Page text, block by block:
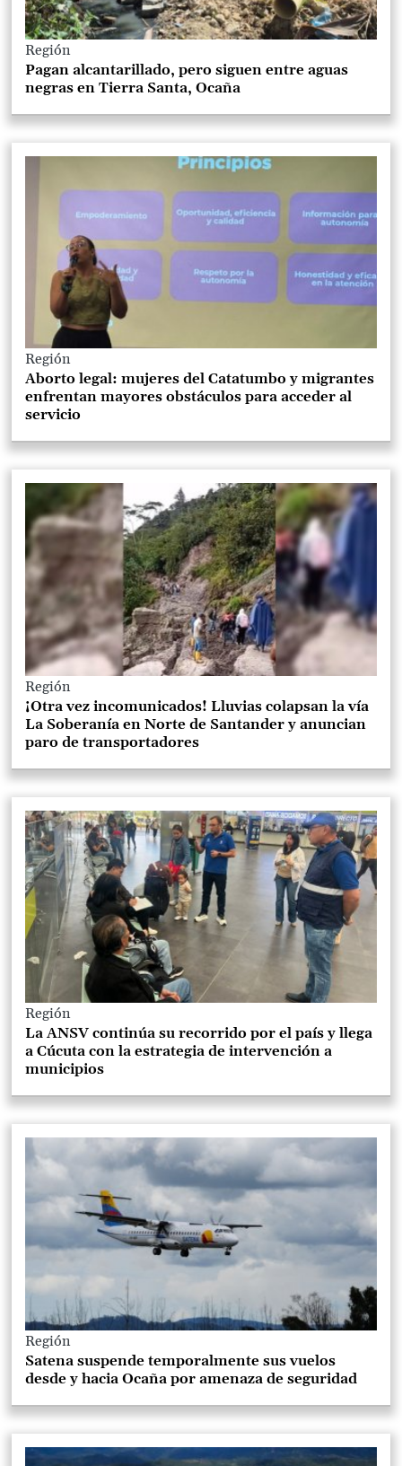
Región
Pagan alcantarillado, pero siguen entre aguas
negras en Tierra Santa, Ocaña
Región
Aborto legal: mujeres del Catatumbo y migrantes
enfrentan mayores obstáculos para acceder al
servicio
Región
¡Otra vez incomunicados! Lluvias colapsan la vía
La Soberanía en Norte de Santander y anuncian
paro de transportadores
Región
La ANSV continúa su recorrido por el país y llega
a Cúcuta con la estrategia de intervención a
municipios
Región
Satena suspende temporalmente sus vuelos
desde y hacia Ocaña por amenaza de seguridad